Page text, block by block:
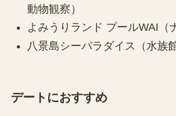
動物観察）
よみうりランド プールWAI（
八景島シーパラダイス（水族
デートにおすすめ